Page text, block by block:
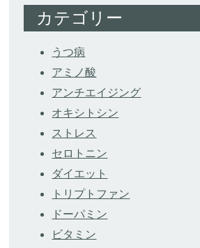
カテゴリー
うつ病
アミノ酸
アンチエイジング
オキシトシン
ストレス
セロトニン
ダイエット
トリプトファン
ドーパミン
ビタミン